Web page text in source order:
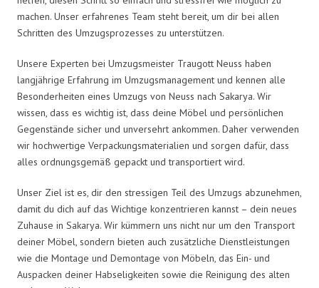
machen. Unser erfahrenes Team steht bereit, um dir bei allen
Schritten des Umzugsprozesses zu unterstützen.
Unsere Experten bei Umzugsmeister Traugott Neuss haben
langjährige Erfahrung im Umzugsmanagement und kennen alle
Besonderheiten eines Umzugs von Neuss nach Sakarya. Wir
wissen, dass es wichtig ist, dass deine Möbel und persönlichen
Gegenstände sicher und unversehrt ankommen. Daher verwenden
wir hochwertige Verpackungsmaterialien und sorgen dafür, dass
alles ordnungsgemäß gepackt und transportiert wird.
Unser Ziel ist es, dir den stressigen Teil des Umzugs abzunehmen,
damit du dich auf das Wichtige konzentrieren kannst – dein neues
Zuhause in Sakarya. Wir kümmern uns nicht nur um den Transport
deiner Möbel, sondern bieten auch zusätzliche Dienstleistungen
wie die Montage und Demontage von Möbeln, das Ein- und
Auspacken deiner Habseligkeiten sowie die Reinigung des alten